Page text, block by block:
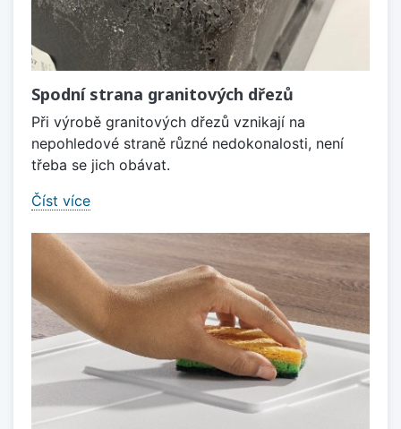
Spodní strana granitových dřezů
Při výrobě granitových dřezů vznikají na
nepohledové straně různé nedokonalosti, není
třeba se jich obávat.
Číst více